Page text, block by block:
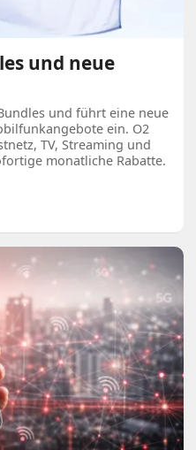
und neue
und führt eine neue
ein. O2
TV, Streaming und
monatliche Rabatte.